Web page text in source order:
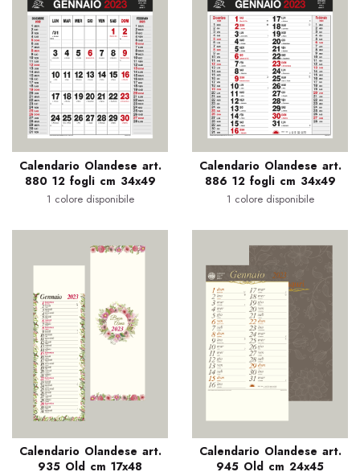
Calendario Olandese art.
880 12 fogli cm 34x49
1 colore disponibile
Calendario Olandese art.
886 12 fogli cm 34x49
1 colore disponibile
Calendario Olandese art.
935 Old cm 17x48
Calendario Olandese art.
945 Old cm 24x45